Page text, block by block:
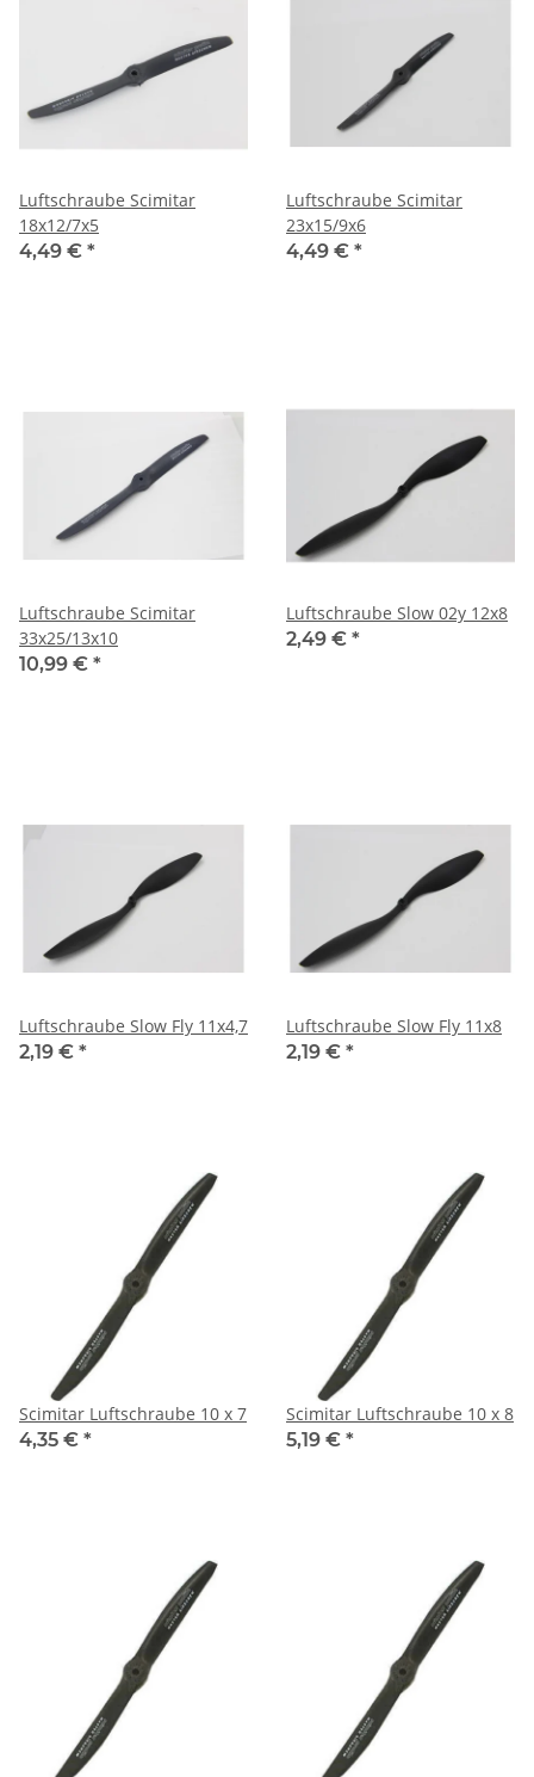
Luftschraube Scimitar
18x12/7x5
4,49 € *
Luftschraube Scimitar
23x15/9x6
4,49 € *
Luftschraube Scimitar
33x25/13x10
10,99 € *
Luftschraube Slow 02y 12x8
2,49 € *
Luftschraube Slow Fly 11x4,7
2,19 € *
Luftschraube Slow Fly 11x8
2,19 € *
Scimitar Luftschraube 10 x 7
4,35 € *
Scimitar Luftschraube 10 x 8
5,19 € *